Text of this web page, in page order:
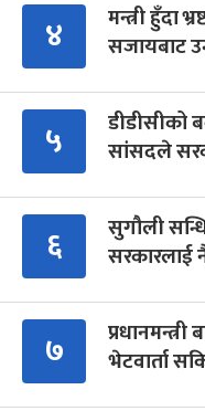
४
मन्त्री हुँदा
सजायबाट
५
डीडीसीको
सांसदले
६
सुगौली
सरकारलाई
७
भेटवार्ता